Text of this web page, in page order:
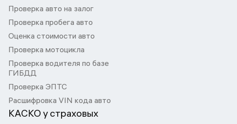
Проверка авто на залог
Проверка пробега авто
Оценка стоимости авто
Проверка мотоцикла
Проверка водителя по базе
ГИБДД
Проверка ЭПТС
Расшифровка VIN кода авто
КАСКО у страховых